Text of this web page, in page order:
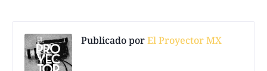
Publicado porEl Proyector MX